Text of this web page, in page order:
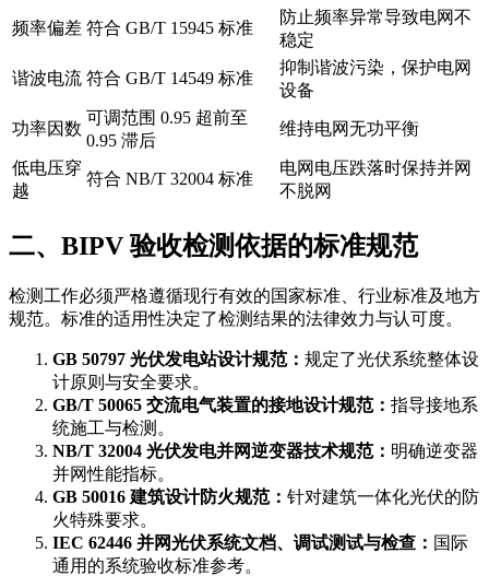
频率偏差 符合 GB/T 15945 标准
防止频率异常导致电网不
稳定
谐波电流 符合 GB/T 14549 标准
抑制谐波污染，保护电网
设备
功率因数
可调范围 0.95 超前至
0.95 滞后
维持电网无功平衡
低电压穿
越
符合 NB/T 32004 标准
电网电压跌落时保持并网
不脱网
二、BIPV 验收检测依据的标准规范
检测工作必须严格遵循现行有效的国家标准、行业标准及地方
规范。标准的适用性决定了检测结果的法律效力与认可度。
GB 50797 光伏发电站设计规范： 规定了光伏系统整体设
计原则与安全要求。
GB/T 50065 交流电气装置的接地设计规范： 指导接地系
统施工与检测。
NB/T 32004 光伏发电并网逆变器技术规范： 明确逆变器
并网性能指标。
GB 50016 建筑设计防火规范： 针对建筑一体化光伏的防
火特殊要求。
IEC 62446 并网光伏系统文档、调试测试与检查： 国际
通用的系统验收标准参考。